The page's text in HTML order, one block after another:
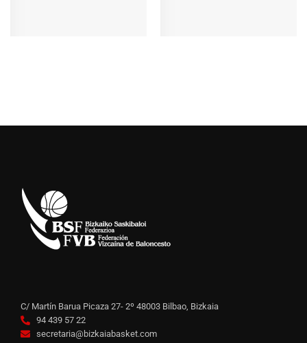
C/ Martín Barua Picaza 27- 2º 48003 Bilbao, Bizkaia
94 439 57 22
secretaria@bizkaiabasket.com